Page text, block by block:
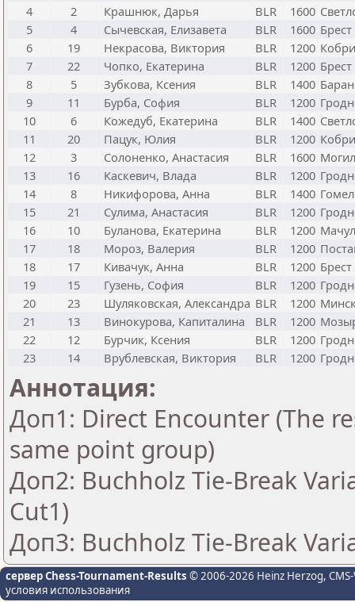
4
2 Крашнюк, Дарья BLR 1600
5
4 Сычевская, Елизавета BLR 1600
6
19 Некрасова, Виктория BLR 1200
7
22 Чопко, Екатерина BLR 1200
8
5 Зубкова, Ксения BLR 1400
9
11 Бурба, София BLR 1200
10
6 Кожедуб, Екатерина BLR 1400
11
20 Пацук, Юлия BLR 1200
12
3 Солоненко, Анастасия BLR 1600
13
16 Каскевич, Влада BLR 1200
14
8 Никифорова, Анна BLR 1400
15
21 Сулима, Анастасия BLR 1200
16
10 Буланова, Екатерина BLR 1200
17
18 Мороз, Валерия BLR 1200
18
17 Кивачук, Анна BLR 1200
19
15 Гузень, София BLR 1200
20
23 Шуляковская, Александра BLR 1200
21
13 Винокурова, Капиталина BLR 1200
22
12 Бурчик, Ксения BLR 1200
23
14 Врублевская, Виктория BLR 1200
Аннотация:
Доп1: Direct Encounter (The
same point group)
Доп2: Buchholz Tie-Break
Cut1)
Доп3: Buchholz Tie-Break
сервер Chess-Tournament-Results © 2006-2026 Heinz Herzog,
условия использования